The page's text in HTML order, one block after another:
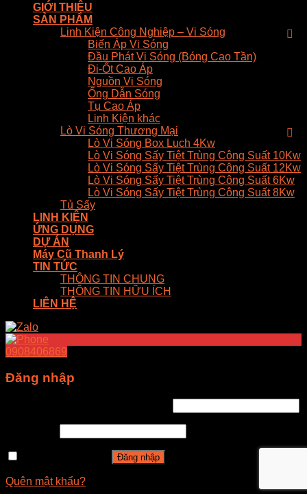
GIỚI THIỆU
SẢN PHẨM
Linh Kiện Công Nghiệp – Vi Sóng
Biến Áp Vi Sóng
Đầu Phát Vi Sóng (Bóng Cao Tần)
Đi-Ốt Cao Áp
Nguồn Vi Sóng
Ống Dẫn Sóng
Tụ Cao Áp
Linh Kiện khác
Lò Vi Sóng Thương Mại
Lò Vi Sóng Box Luch 4Kw
Lò Vi Sóng Sấy Tiệt Trùng Công Suất 10Kw
Lò Vi Sóng Sấy Tiệt Trùng Công Suất 12Kw
Lò Vi Sóng Sấy Tiệt Trùng Công Suất 6Kw
Lò Vi Sóng Sấy Tiệt Trùng Công Suất 8Kw
Tủ Sấy
LINH KIỆN
ỨNG DỤNG
DỰ ÁN
Máy Cũ Thanh Lý
TIN TỨC
THÔNG TIN CHUNG
THÔNG TIN HỮU ÍCH
LIÊN HỆ
0908406869
Đăng nhập
Đăng nhập
Quên mật khẩu?